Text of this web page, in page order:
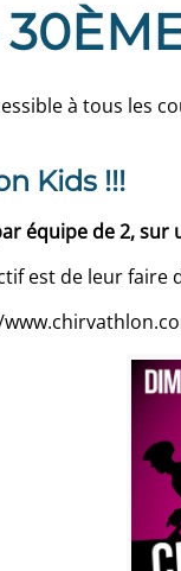
à tous les
Kids !!!
équipe de 2,
est de leur faire